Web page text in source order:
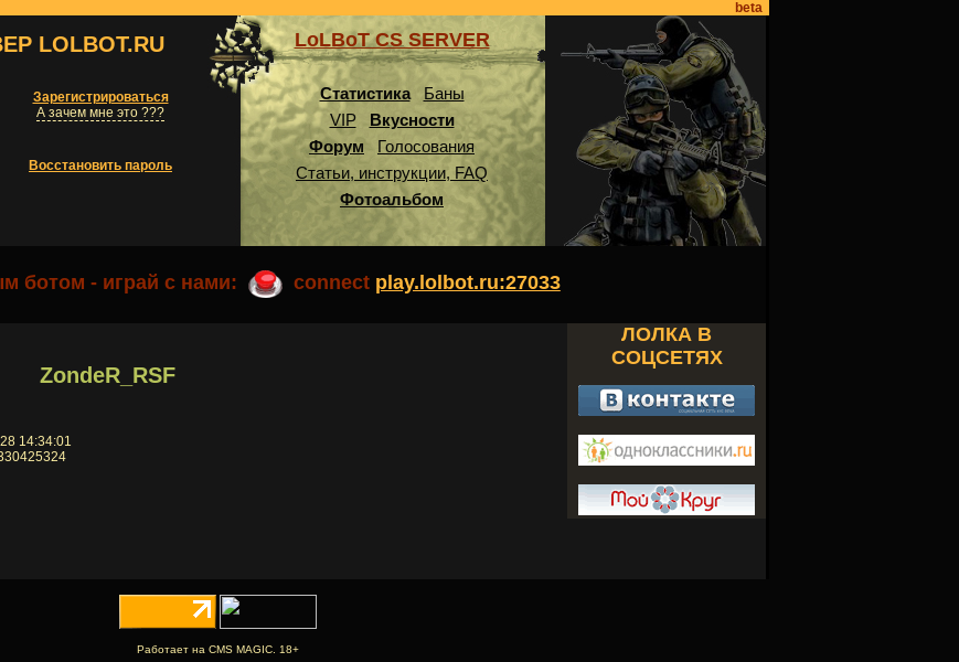
beta
LOLBOT.RU
Зарегистрироваться
А зачем мне это ???
Восстановить пароль
LoLBoT CS SERVER
Статистика
Баны
VIP
Вкусности
Форум
Голосования
Статьи, инструкции, FAQ
Фотоальбом
ботом - играй с нами: connect play.lolbot.ru:27033
ZondeR_RSF
14:34:01
ЛОЛКА В
СОЦСЕТЯХ
Работает на CMS MAGIC. 18+